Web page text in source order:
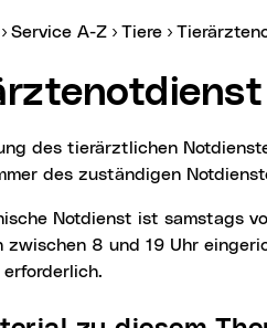
Service A-Z Tiere
des zuständigen
zwischen 8 und 19 Uhr